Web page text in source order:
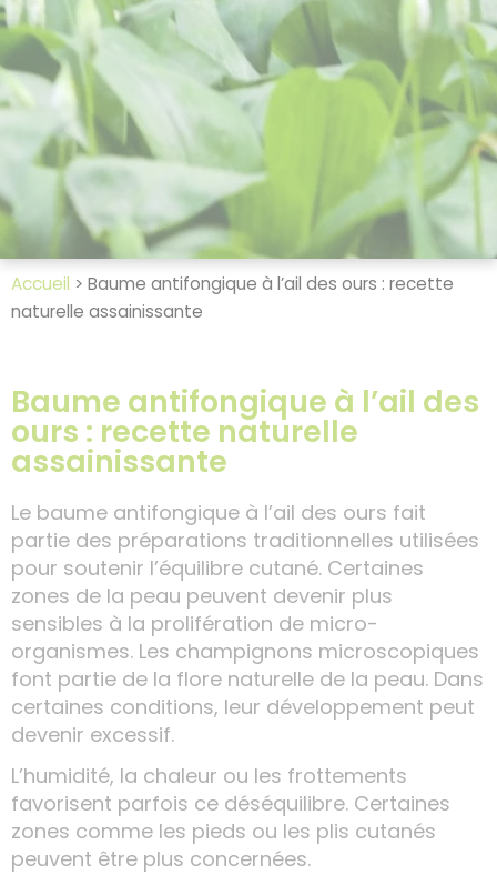
Accueil > Baume antifongique à l’ail des ours : recette
naturelle assainissante
Baume antifongique à l’ail des
ours : recette naturelle
assainissante
Le baume antifongique à l’ail des ours fait
partie des préparations traditionnelles utilisées
pour soutenir l’équilibre cutané. Certaines
zones de la peau peuvent devenir plus
sensibles à la prolifération de micro-
organismes. Les champignons microscopiques
font partie de la flore naturelle de la peau. Dans
certaines conditions, leur développement peut
devenir excessif.
L’humidité, la chaleur ou les frottements
favorisent parfois ce déséquilibre. Certaines
zones comme les pieds ou les plis cutanés
peuvent être plus concernées.